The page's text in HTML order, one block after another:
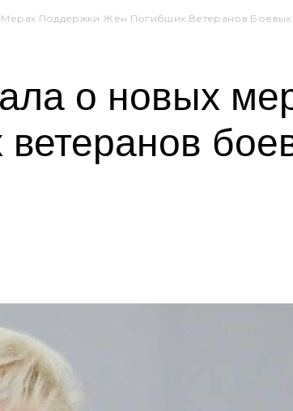
Поддержки Жен Погибших Ветеранов Боевых
о новых